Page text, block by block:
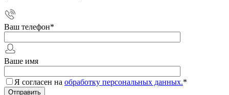
Ваш телефон*
Ваше имя
Я согласен на обработку персональных данных.*